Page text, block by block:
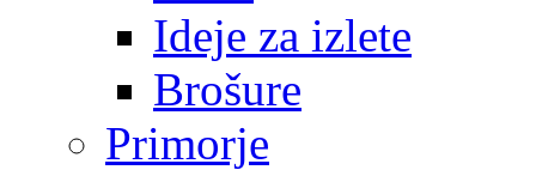
Ideje za izlete
Brošure
Primorje